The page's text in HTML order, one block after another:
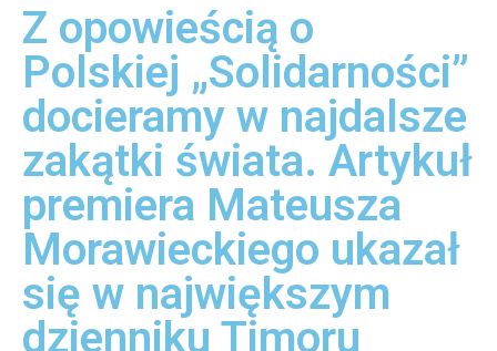
Z opowieścią o
Polskiej „Solidarności”
docieramy w najdalsze
zakątki świata. Artykuł
premiera Mateusza
Morawieckiego ukazał
się w największym
dzienniku Timoru